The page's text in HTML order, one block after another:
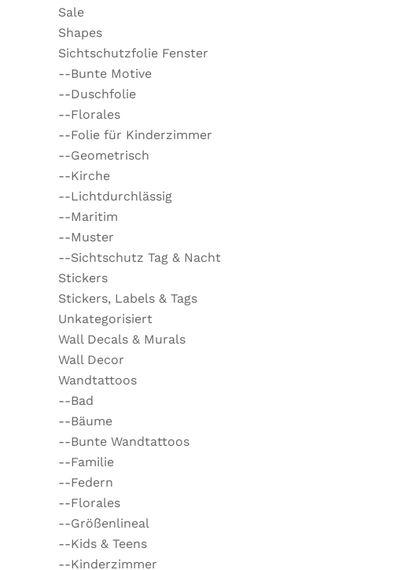
Sale
Shapes
Sichtschutzfolie Fenster
--Bunte Motive
--Duschfolie
--Florales
--Folie für Kinderzimmer
--Geometrisch
--Kirche
--Lichtdurchlässig
--Maritim
--Muster
--Sichtschutz Tag & Nacht
Stickers
Stickers, Labels & Tags
Unkategorisiert
Wall Decals & Murals
Wall Decor
Wandtattoos
--Bad
--Bäume
--Bunte Wandtattoos
--Familie
--Federn
--Florales
--Größenlineal
--Kids & Teens
--Kinderzimmer